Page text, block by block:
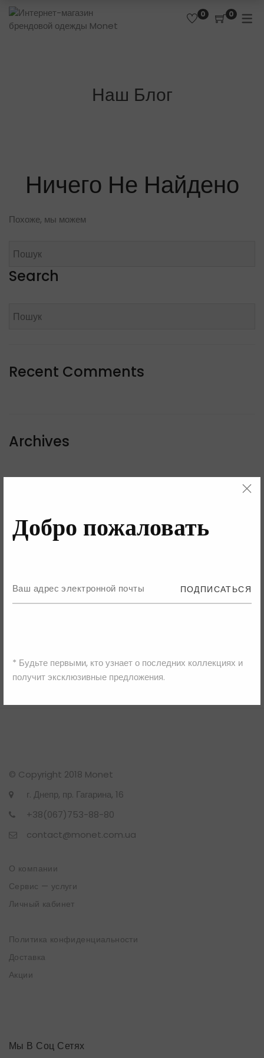
Добро пожаловать
ПОДПИСАТЬСЯ
* Будьте первыми, кто узнает о последних коллекциях и
получит эксклюзивные предложения.
0 0
Наш Блог
Ничего Не Найдено
Похоже, мы можем
Search
Recent Comments
Archives
Meta
WordPress.org
© Copyright 2018 Monet
г. Днепр, пр. Гагарина, 16
+38(067)753-88-80
contact@monet.com.ua
О компании
Сервис — услуги
Личный кабинет
Политика конфиденциальности
Доставка
Акции
Мы В Соц Сетях